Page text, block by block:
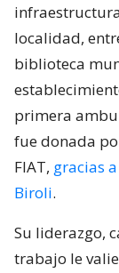
localidad,
biblioteca
primera
fue donada
FIAT, gracias
Biroli.
Su liderazgo,
trabajo le